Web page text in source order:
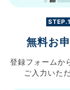
STEP.1
無料お
登録フォームか
ご入力 いた